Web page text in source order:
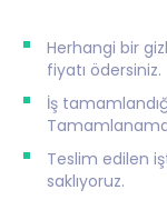
Herhangi bir
fiyatı ödersiniz.
İş
Teslim edilen
saklıyoruz.